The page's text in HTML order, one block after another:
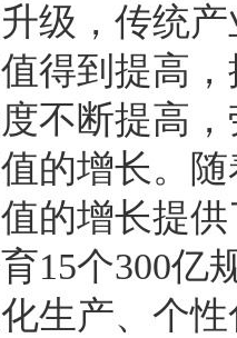
级，传统
得到提高
不断提高
的增长。
的增长提
15个300亿
生产、个